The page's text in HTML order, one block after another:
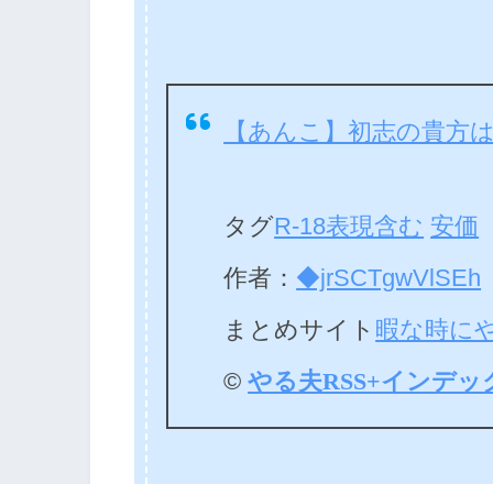
【あんこ】初志の貴方
タグR-18表現含む 安価
作者： ◆jrSCTgwVlSEh
まとめサイト 暇な時に
©やる夫RSS+インデッ